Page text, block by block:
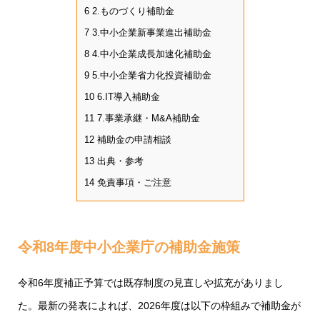
62.ものづくり補助金
73.中小企業新事業進出補助金
84.中小企業成長加速化補助金
95.中小企業省力化投資補助金
106.IT導入補助金
117.事業承継・M&A補助金
12補助金の申請相談
13出典・参考
14免責事項・ご注意
令和8年度中小企業庁の補助金施策
令和6年度補正予算では既存制度の見直しや拡充がありまし
た。最新の発表によれば、2026年度は以下の枠組みで補助金が